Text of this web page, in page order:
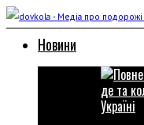
Новини